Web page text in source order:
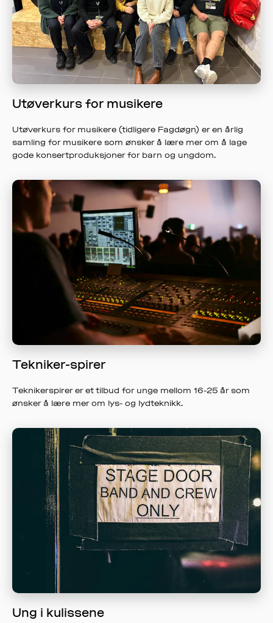
Utøverkurs for musikere
Utøverkurs for musikere (tidligere Fagdøgn) er en årlig
samling for musikere som ønsker å lære mer om å lage
gode konsertproduksjoner for barn og ungdom.
Tekniker-spirer
Teknikerspirer er et tilbud for unge mellom 16-25 år som
ønsker å lære mer om lys- og lydteknikk.
Ung i kulissene